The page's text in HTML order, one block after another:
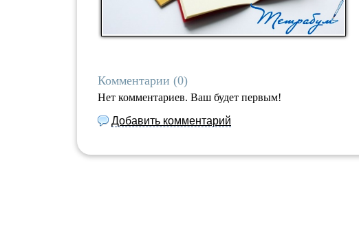
С Новым Годом
Чудесные наклейки
Плакаты
Рабочая Тетрадь
Комментарии (0)
Нет комментариев. Ваш будет первым!
Добавить комментарий